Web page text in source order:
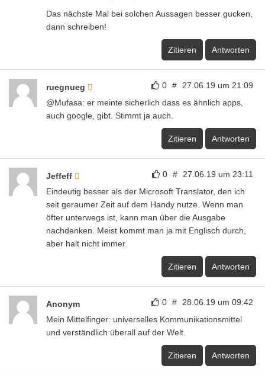
Das nächste Mal bei solchen Aussagen besser gucken,
dann schreiben!
Zitieren Antworten
0 # 27.06.19 um 21:09
ruegnueg
@Mufasa: er meinte sicherlich dass es ähnlich apps,
auch google, gibt. Stimmt ja auch.
Zitieren Antworten
0 # 27.06.19 um 23:11
Jeffeff
Eindeutig besser als der Microsoft Translator, den ich
seit geraumer Zeit auf dem Handy nutze. Wenn man
öfter unterwegs ist, kann man über die Ausgabe
nachdenken. Meist kommt man ja mit Englisch durch,
aber halt nicht immer.
Zitieren Antworten
0 # 28.06.19 um 09:42
Anonym
Mein Mittelfinger: universelles Kommunikationsmittel
und verständlich überall auf der Welt.
Zitieren Antworten